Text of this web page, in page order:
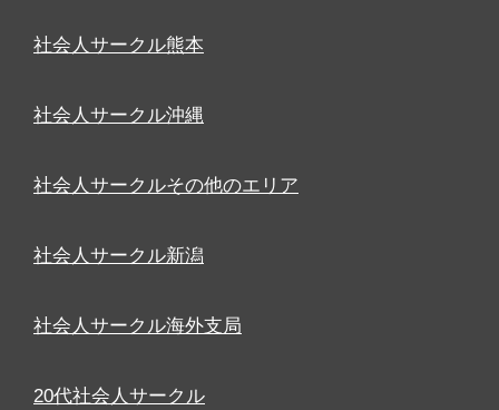
社会人サークル熊本
社会人サークル沖縄
社会人サークルその他のエリア
社会人サークル新潟
社会人サークル海外支局
20代社会人サークル